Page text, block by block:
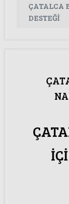
ÇATALCA
DESTEĞİ